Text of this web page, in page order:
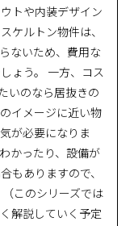
トや内装デザイン
ケルトン物件は、
ないため、費用な
ょう。 一方、コス
いのなら居抜きの
イメージに近い物
が必要になりま
かったり、設備が
もありますので、
このシリーズでは
解説していく予定